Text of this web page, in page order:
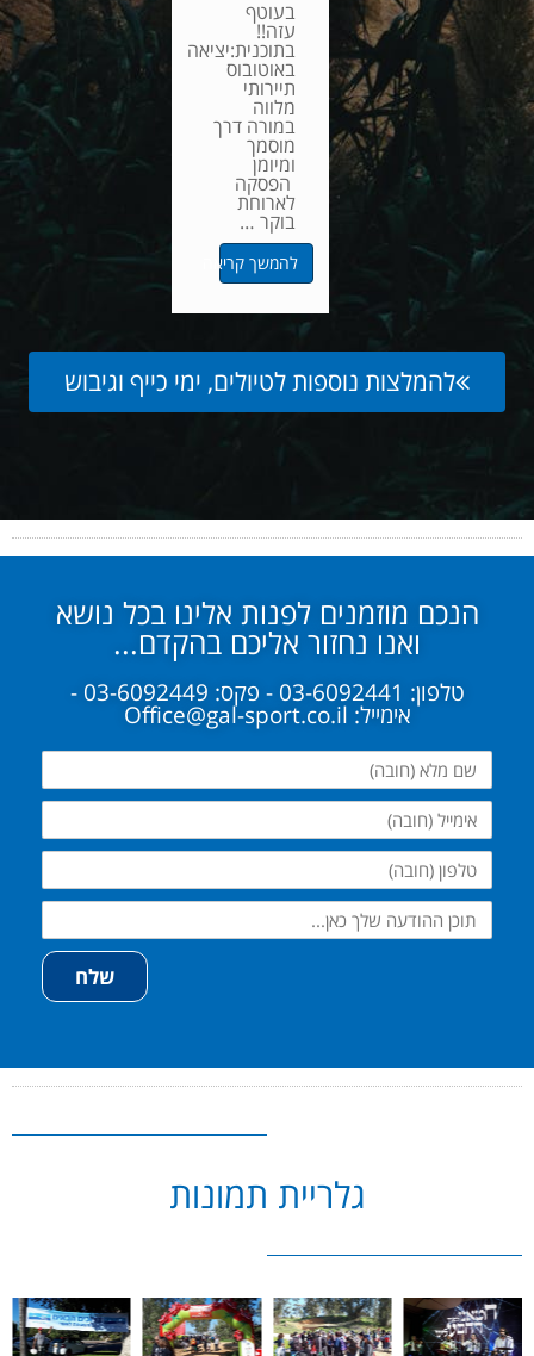
בעוטף
עזה!!
בתוכנית:יציאה
באוטובוס
תיירותי
מלווה
במורה דרך
מוסמך
ומיומן
הפסקה
לארוחת
בוקר …
להמשך קריאה
להמלצות נוספות לטיולים, ימי כייף וגיבוש
הנכם מוזמנים לפנות אלינו בכל נושא
ואנו נחזור אליכם בהקדם...
טלפון: 03-6092441 - פקס: 03-6092449 -
אימייל: Office@gal-sport.co.il
שם
מלא
אימייל
טלפון
שלח
גלריית תמונות